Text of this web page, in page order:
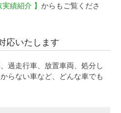
実績紹介 】からもご覧くださ
応いたします
過走行車、放置車両、処分し
らない車など、どんな車でも